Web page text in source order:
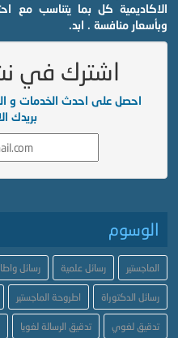
الاكاديمية كل بما يتناسب مع
وبأسعار منافسة . ابد.
اشترك في
احصل على احدث الخدمات و
بريدك
الوسوم
الماجستير رسائل علمية رسائل
رسائل الدكتوراة اطروحة الماجستير
تدقيق لغوي تدقيق الرسالة لغويا